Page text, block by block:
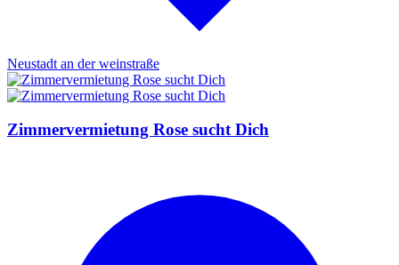
Neustadt an der weinstraße
Zimmervermietung Rose sucht Dich